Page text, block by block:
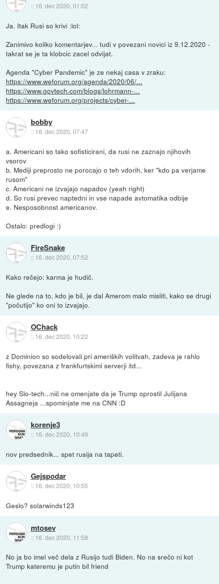
:: 16. dec 2020, 01:02
Ja. Itak Rusi so krivi :lol:
Zanimivo koliko komentarjev... tudi v povezani novici iz 9.12.2020 -
takrat se je ta klobcic zacel odvijat.
Agenda "Cyber Pandemic" je ze nekaj casa v zraku:
https://www.weforum.org/agenda/2020/06/...
https://www.govtech.com/blogs/lohrmann-...
https://www.weforum.org/projects/cyber-...
bobby
:: 16. dec 2020, 07:47
a. Americani so tako sofisticirani, da rusi ne zaznajo njihovih
vsorov
b. Mediji preprosto ne porocajo o teh vdorih, ker "kdo pa verjame
rusom"
c. Americani ne izvajajo napadov (yeah right)
d. So rusi prevec naptedni in vse napade avtomatika odbije
e. Nesposobnost americanov.
Ostalo: predlogi :)
FireSnake
:: 16. dec 2020, 07:52
Kako rečejo: karma je hudič.
Ne glede na to, kdo je bil, je dal Amerom malo misliti, kako se drugi
"počutijo" ko oni to izvajajo.
OChack
:: 16. dec 2020, 10:22
z Dominion so sodelovali pri ameriških volitvah, zadeva je rahlo
fishy, povezana z frankfurtskimi serverji itd...
hey Slo-tech...nič ne omenjate da je Trump oprostil Julijana
Assagneja ...spominjate me na CNN :D
korenje3
:: 16. dec 2020, 10:49
nov predsednik... spet rusija na tapeti.
Gejspodar
:: 16. dec 2020, 10:55
Geslo? solarwinds123
mtosev
:: 16. dec 2020, 11:58
No ja bo imel več dela z Rusijo tudi Biden. No na srečo ni kot
Trump kateremu je putin bil friend